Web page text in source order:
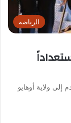
الرياضة
إلى ولاية أوهايو